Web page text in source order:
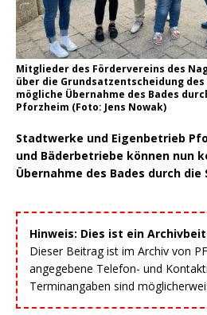
Mitglieder des Fördervereins des
über die Grundsatzentscheidung
mögliche Übernahme des Bades
Pforzheim (Foto: Jens Nowak)
Stadtwerke und Eigenbetrieb
und Bäderbetriebe können nun
Übernahme des Bades durch
Hinweis: Dies ist ein
Dieser Beitrag ist im Archiv von
angegebene Telefon- und
Terminangaben sind